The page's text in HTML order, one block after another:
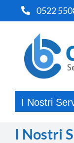
contenuto
0522
I Nostri
I Nostri